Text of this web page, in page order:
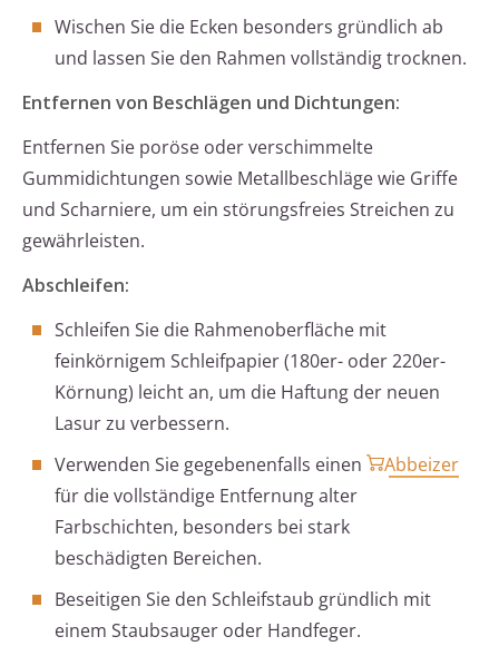
Wischen Sie die Ecken besonders gründlich ab
und lassen Sie den Rahmen vollständig trocknen.
Entfernen von Beschlägen und Dichtungen:
Entfernen Sie poröse oder verschimmelte
Gummidichtungen sowie Metallbeschläge wie Griffe
und Scharniere, um ein störungsfreies Streichen zu
gewährleisten.
Abschleifen:
Schleifen Sie die Rahmenoberfläche mit
feinkörnigem Schleifpapier (180er- oder 220er-
Körnung) leicht an, um die Haftung der neuen
Lasur zu verbessern.
Verwenden Sie gegebenenfalls einen
Abbeizer
für die vollständige Entfernung alter
Farbschichten, besonders bei stark
beschädigten Bereichen.
Beseitigen Sie den Schleifstaub gründlich mit
einem Staubsauger oder Handfeger.